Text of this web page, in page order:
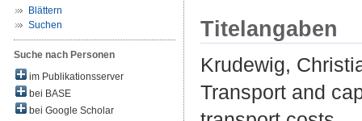
Blättern
Suchen
Suche nach Personen
im Publikationsserver
bei BASE
bei Google Scholar
Titelangaben
Krudewig,
Transport and